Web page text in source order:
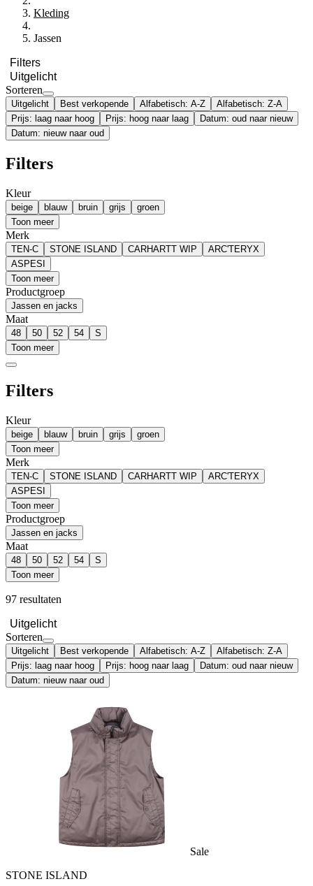
Kleding
Jassen
Filters
Uitgelicht
Sorteren
Uitgelicht Best verkopende Alfabetisch: A-Z
Alfabetisch: Z-A
Prijs: laag naar hoog
Prijs: hoog naar laag
Datum: oud naar nieuw
Datum: nieuw naar oud
Filters
Kleur
beige blauw bruin grijs
groen
Toon meer
Merk
TEN-C STONE ISLAND CARHARTT WIP
ARC'TERYX
ASPESI
Toon meer
Productgroep
Jassen en jacks
Maat
48 50 52 54
S
Toon meer
Filters
Kleur
beige blauw bruin grijs
groen
Toon meer
Merk
TEN-C STONE ISLAND CARHARTT WIP
ARC'TERYX
ASPESI
Toon meer
Productgroep
Jassen en jacks
Maat
48 50 52 54
S
Toon meer
97 resultaten
Uitgelicht
Sorteren
Uitgelicht Best verkopende Alfabetisch: A-Z
Alfabetisch: Z-A
Prijs: laag naar hoog
Prijs: hoog naar laag
Datum: oud naar nieuw
Datum: nieuw naar oud
Sale
STONE ISLAND